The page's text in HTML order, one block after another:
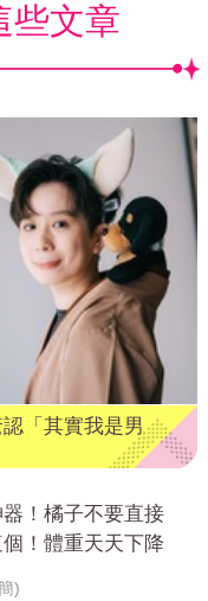
些文章
「其實我是男
！橘子不要直接
！體重天天下降
)